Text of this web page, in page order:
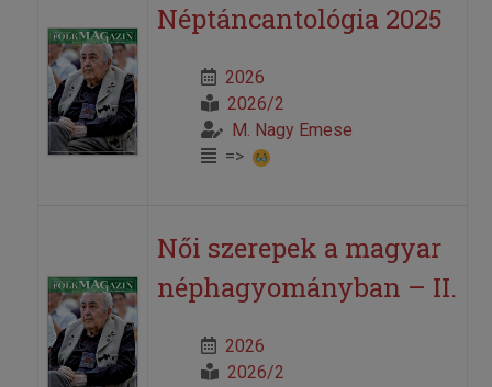
Néptáncantológia 2025
2026
2026/2
M. Nagy Emese
=>
Női szerepek a magyar
néphagyományban – II.
2026
2026/2